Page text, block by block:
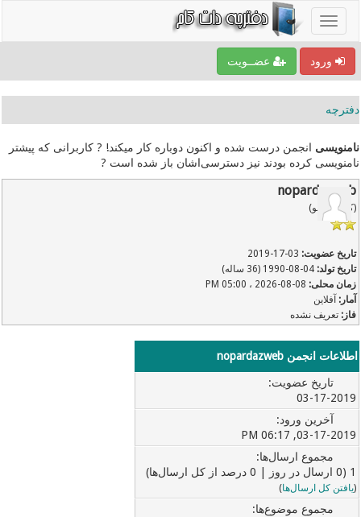
ورود عضــویت
دفترچه
نامنویسی انجمن درست شده و اکنون دوباره کار میکند! ? کاربرانی که پیشتر
نامنویسی کرده بودند نیز دسترسی‌اشان باز شده است ?
nopardazweb
(کاربر عضو)
تاریخ عضویت: 03-17-2019
تاریخ تولد:04-08-1990 (36 ساله)
زمان محلی: 08-08-2026 ، 05:00 PM
آمار: آفلاین
فاز: تعریف نشده
اطلاعات انجمن nopardazweb
تاریخ عضویت:
03-17-2019
آخرین ورود:
03-17-2019, 06:17 PM
مجموع ارسال‌ها:
1 (0 ارسال در روز | 0 درصد از کل ارسال‌ها)
(یافتن کل ارسال‌ها)
مجموع موضوع‌ها: